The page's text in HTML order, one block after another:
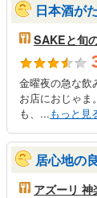
日本酒が
SAKEと旬
金曜夜の急な飲
お店におじゃま
も、...もっと見
居心地の
アズーリ 神